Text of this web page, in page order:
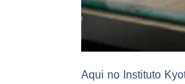
Aqui no Instituto